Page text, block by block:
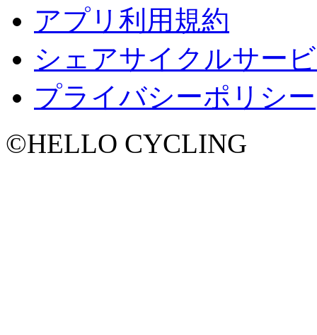
アプリ利用規約
シェアサイクルサー
プライバシーポリシー
©HELLO CYCLING